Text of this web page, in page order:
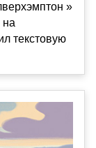
»
на
текстовую